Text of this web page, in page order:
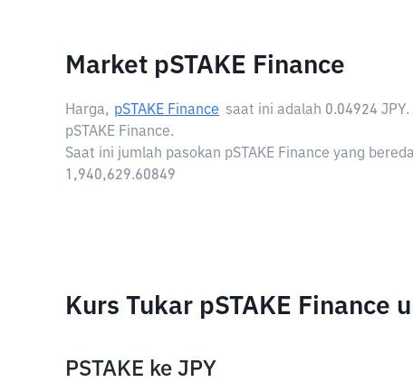
Market pSTAKE Finance
Harga, pSTAKE Finance saat ini adalah 0.04924 JPY.
pSTAKE Finance.
Saat ini jumlah pasokan pSTAKE Finance yang
1,940,629.60849
Kurs Tukar pSTAKE
PSTAKE ke JPY